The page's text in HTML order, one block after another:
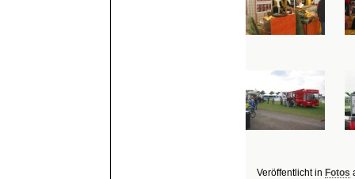
Veröffentlicht in Fotos